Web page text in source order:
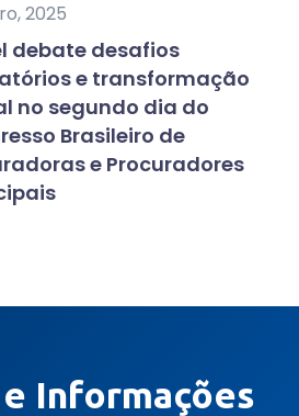
2025
debate desafios
e transformação
no segundo dia do
Brasileiro de
e Procuradores
Informações